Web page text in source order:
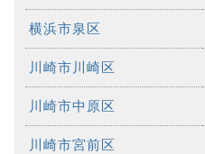
横浜市泉区
川崎市川崎区
川崎市中原区
川崎市宮前区